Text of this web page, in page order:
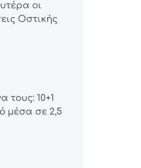
οι
Οστικής
τους: 10+1
μέσα σε 2,5